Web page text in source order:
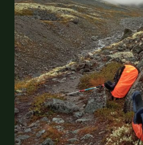
BADGER
WHARNCLEAVER
M